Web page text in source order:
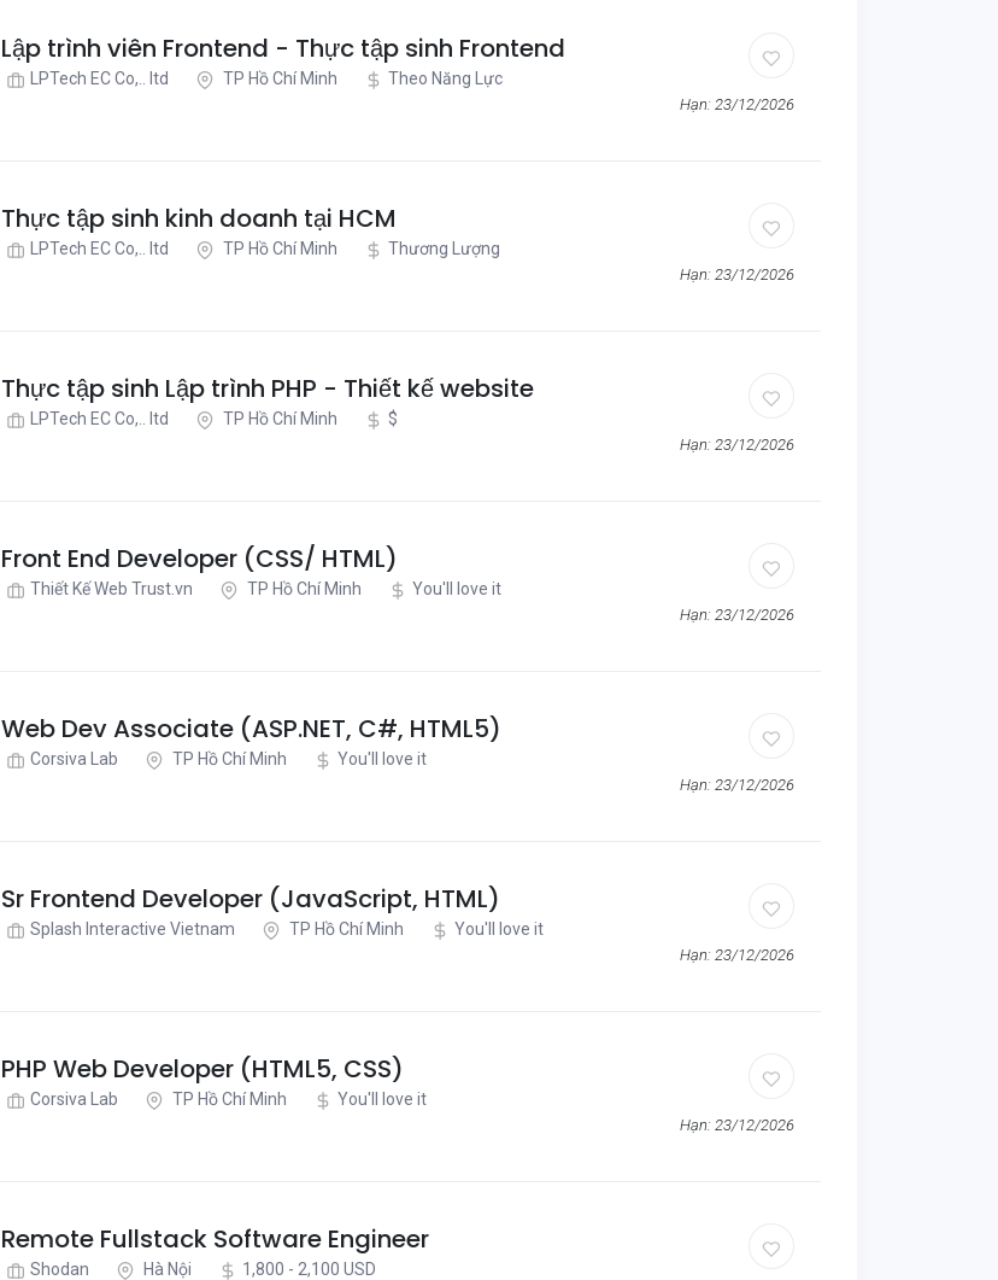
Lập trình viên Frontend - Thực tập sinh Frontend
LPTech EC Co,.. ltd TP Hồ Chí Minh Theo Năng Lực
Hạn: 23/12/2026
Thực tập sinh kinh doanh tại HCM
LPTech EC Co,.. ltd TP Hồ Chí Minh Thương Lượng
Hạn: 23/12/2026
Thực tập sinh Lập trình PHP - Thiết kế website
LPTech EC Co,.. ltd TP Hồ Chí Minh $
Hạn: 23/12/2026
Front End Developer (CSS/ HTML)
Thiết Kế Web Trust.vn TP Hồ Chí Minh You'll love it
Hạn: 23/12/2026
Web Dev Associate (ASP.NET, C#, HTML5)
Corsiva Lab TP Hồ Chí Minh You'll love it
Hạn: 23/12/2026
Sr Frontend Developer (JavaScript, HTML)
Splash Interactive Vietnam TP Hồ Chí Minh You'll love it
Hạn: 23/12/2026
PHP Web Developer (HTML5, CSS)
Corsiva Lab TP Hồ Chí Minh You'll love it
Hạn: 23/12/2026
Remote Fullstack Software Engineer
Shodan Hà Nội 1,800 - 2,100 USD